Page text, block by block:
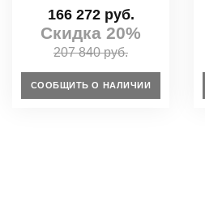
166 272 руб.
Скидка 20%
207 840 руб.
СООБЩИТЬ О НАЛИЧИИ